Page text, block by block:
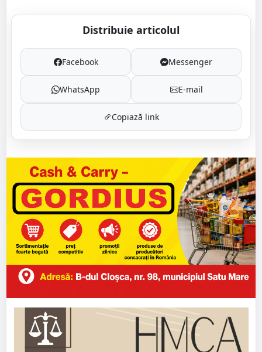
Distribuie articolul
Facebook Messenger
WhatsApp E-mail
Copiază link